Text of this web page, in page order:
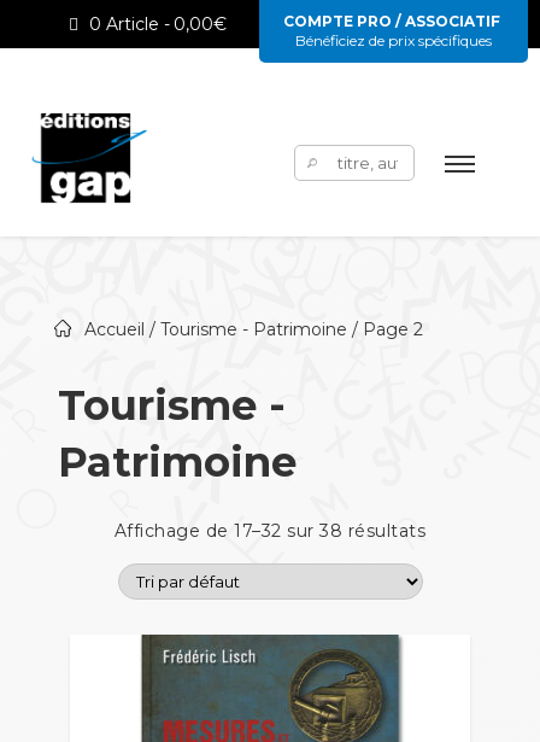
0 Article 0,00€
COMPTE PRO / ASSOCIATIF
Bénéficiez de prix spécifiques
Rechercher :
Accueil / Tourisme - Patrimoine / Page 2
Tourisme -
Patrimoine
Affichage de 17–32 sur 38 résultats